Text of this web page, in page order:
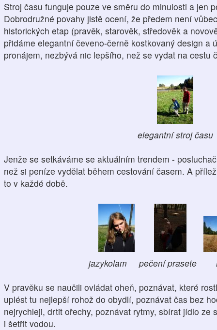
Stroj času funguje pouze ve směru do minulosti a jen
Dobrodružné povahy jistě ocení, že předem není
historických etap (pravěk, starověk, středověk a
přidáme elegantní čeveno-černě kostkovaný design a
pronájem, nezbývá nic lepšího, než se vydat na cestu
elegantní stroj času
Jenže se setkáváme se aktuálním trendem -
než si peníze vydělat během cestování časem. A
to v každé době.
jazykolam pečení prasete
V pravěku se naučili ovládat oheň, poznávat, které
uplést tu nejlepší rohož do obydlí, poznávat čas bez
nejrychleji, drtit ořechy, poznávat rytmy, sbírat jídlo ze
i šetřit vodou.